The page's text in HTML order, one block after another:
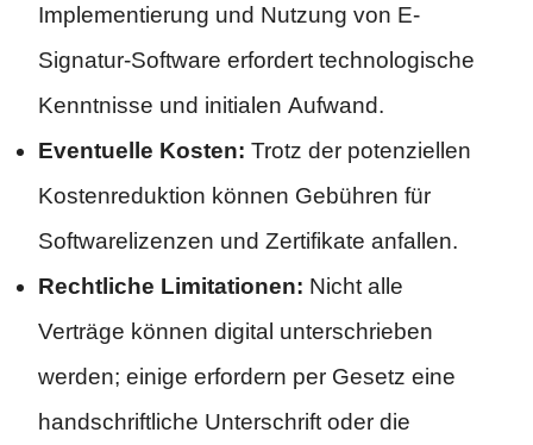
Implementierung und Nutzung von E-
Signatur-Software erfordert technologische
Kenntnisse und initialen Aufwand.
Eventuelle Kosten: Trotz der potenziellen
Kostenreduktion können Gebühren für
Softwarelizenzen und Zertifikate anfallen.
Rechtliche Limitationen: Nicht alle
Verträge können digital unterschrieben
werden; einige erfordern per Gesetz eine
handschriftliche Unterschrift oder die